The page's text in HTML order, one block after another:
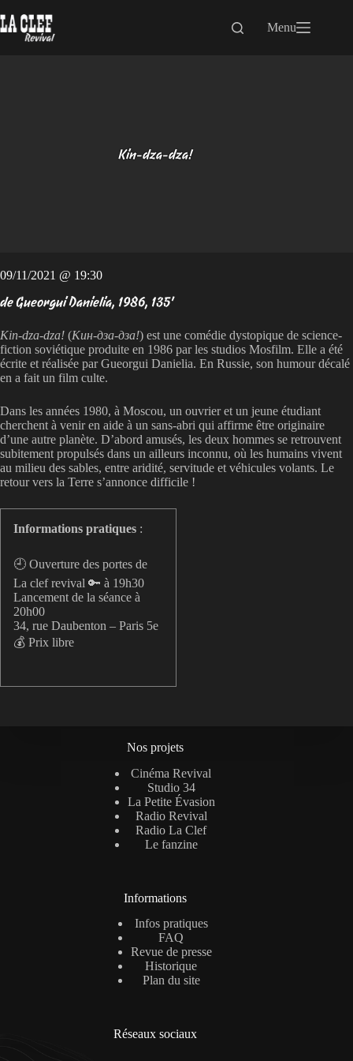
au
contenu
Menu
Kin-dza-dza!
09/11/2021 @ 19:30
de Gueorgui Danielia, 1986, 135'
Kin-dza-dza! (Кин-дза-дза!) est une comédie dystopique de science-
fiction soviétique produite en 1986 par les studios Mosfilm. Elle a été
écrite et réalisée par Gueorgui Danielia. En Russie, son humour décalé
en a fait un film culte.
Dans les années 1980, à Moscou, un ouvrier et un jeune étudiant
cherchent à venir en aide à un sans-abri qui affirme être originaire
d’une autre planète. D’abord amusés, les deux hommes se retrouvent
subitement propulsés dans un ailleurs inconnu, où les humains vivent
au milieu des sables, entre aridité, servitude et véhicules volants. Le
retour vers la Terre s’annonce difficile !
Informations pratiques :
🕘 Ouverture des portes de
La clef revival 🔑 à 19h30
Lancement de la séance à
20h00
34, rue Daubenton – Paris 5e
💰 Prix libre
Nos projets
Cinéma Revival
Studio 34
La Petite Évasion
Radio Revival
Radio La Clef
Le fanzine
Informations
Infos pratiques
FAQ
Revue de presse
Historique
Plan du site
Réseaux sociaux